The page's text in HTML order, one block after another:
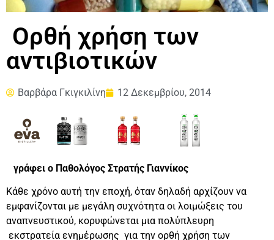
Ορθή χρήση των
αντιβιοτικών
Βαρβάρα Γκιγκιλίνη 12 Δεκεμβρίου, 2014
γράφει ο Παθολόγος Στρατής Γιαννίκος
Κάθε χρόνο αυτή την εποχή, όταν δηλαδή αρχίζουν να
εμφανίζονται με μεγάλη συχνότητα οι λοιμώξεις του
αναπνευστικού, κορυφώνεται μια πολύπλευρη
εκστρατεία ενημέρωσης για την ορθή χρήση των